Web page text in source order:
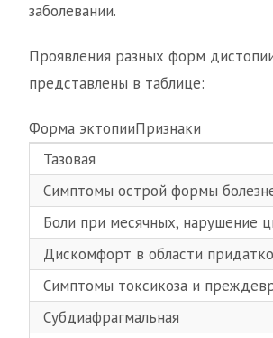
заболевании.
Проявления разных форм
представлены в таблице:
Форма эктопииПризнаки
Тазовая
Симптомы острой формы
Боли при месячных, нарушение
Дискомфорт в области
Симптомы токсикоза и
Субдиафрагмальная